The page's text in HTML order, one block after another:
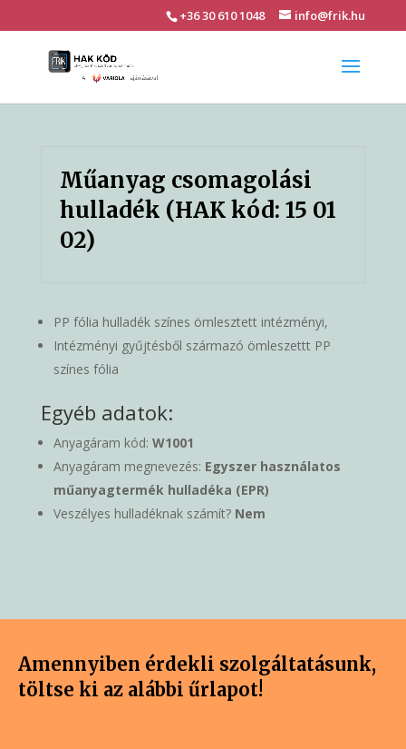
+36 30 610 1048 info@frik.hu
Műanyag csomagolási
hulladék (HAK kód: 15 01
02)
PP fólia hulladék színes ömlesztett intézményi,
Intézményi gyűjtésből származó ömleszettt PP
színes fólia
Egyéb adatok:
Anyagáram kód: W1001
Anyagáram megnevezés: Egyszer használatos
műanyagtermék hulladéka (EPR)
Veszélyes hulladéknak számít? Nem
Amennyiben érdekli szolgáltatásunk,
töltse ki az alábbi űrlapot!